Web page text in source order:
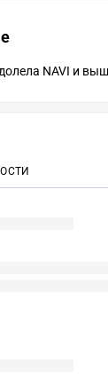
NAVI и